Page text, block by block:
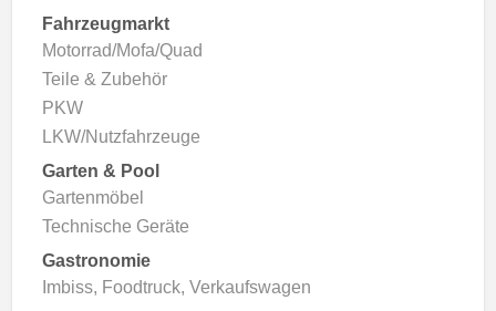
Fahrzeugmarkt
Motorrad/Mofa/Quad
Teile & Zubehör
PKW
LKW/Nutzfahrzeuge
Garten & Pool
Gartenmöbel
Technische Geräte
Gastronomie
Imbiss, Foodtruck, Verkaufswagen